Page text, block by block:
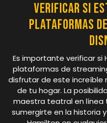
Verificar si
plataformas
Es importante verificar si
plataformas de
disfrutar de este increíble
de tu hogar. La
maestra teatral en línea
sumergirte en la historia